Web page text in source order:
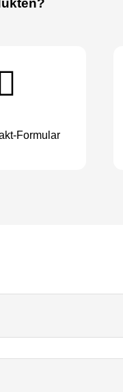
Formular